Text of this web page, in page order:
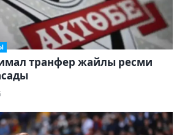
транфер жайлы ресми